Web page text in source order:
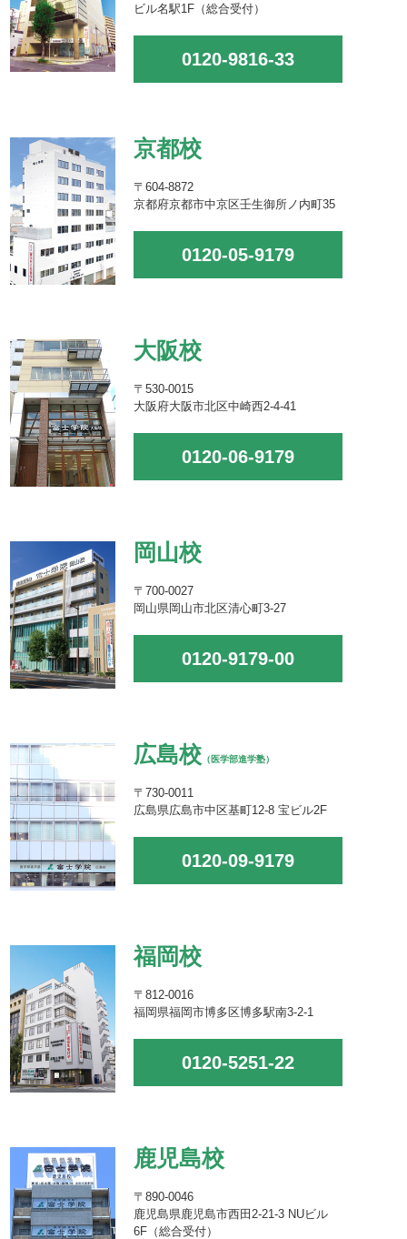
ビル名駅1F（総合受付）
0120-9816-33
京都校
〒604-8872
京都府京都市中京区壬生御所ノ内町35
0120-05-9179
大阪校
〒530-0015
大阪府大阪市北区中崎西2-4-41
0120-06-9179
岡山校
〒700-0027
岡山県岡山市北区清心町3-27
0120-9179-00
広島校 （医学部進学塾）
〒730-0011
広島県広島市中区基町12-8 宝ビル2F
0120-09-9179
福岡校
〒812-0016
福岡県福岡市博多区博多駅南3-2-1
0120-5251-22
鹿児島校
〒890-0046
鹿児島県鹿児島市西田2-21-3 NUビル
6F（総合受付）